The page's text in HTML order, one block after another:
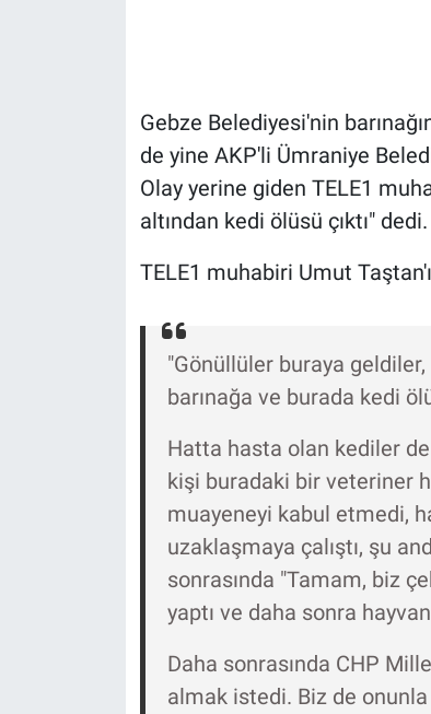
Gebze Belediyesi'nin
de yine AKP'li Ümraniye
Olay yerine giden TELE1
altından kedi ölüsü çıktı" dedi.
TELE1 muhabiri Umut
"Gönüllüler buraya
barınağa ve burada kedi
Hatta hasta olan kediler
kişi buradaki bir veteriner
muayeneyi kabul etmedi,
uzaklaşmaya çalıştı, şu
sonrasında "Tamam, biz
yaptı ve daha sonra
Daha sonrasında CHP
almak istedi. Biz de
Koronavirüs